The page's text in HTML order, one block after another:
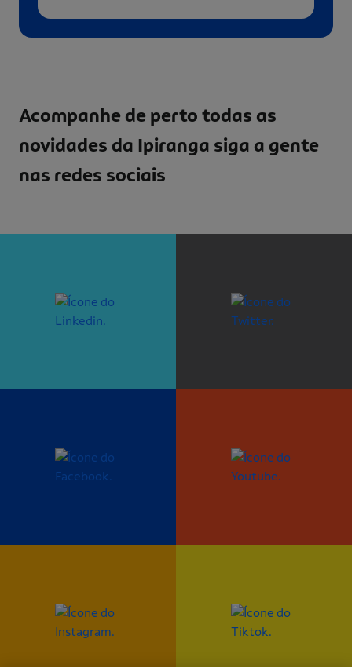
Acompanhe de perto todas as
novidades da Ipiranga siga a gente
nas redes sociais